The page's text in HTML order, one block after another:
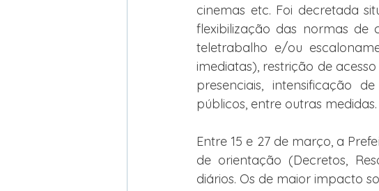
cinemas etc. Foi decretada
flexibilização das normas de
teletrabalho e/ou
imediatas), restrição de
presenciais, intensificação
públicos, entre outras medidas.
Entre 15 e 27 de março, a
de orientação (Decretos,
diários. Os de maior impacto